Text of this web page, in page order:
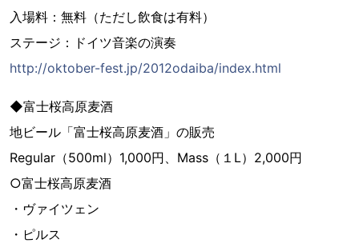
入場料：無料（ただし飲食は有料）
ステージ：ドイツ音楽の演奏
http://oktober-fest.jp/2012odaiba/index.html
◆富士桜高原麦酒
地ビール「富士桜高原麦酒」の販売
Regular（500ml）1,000円、Mass（１L）2,000円
○富士桜高原麦酒
・ヴァイツェン
・ピルス